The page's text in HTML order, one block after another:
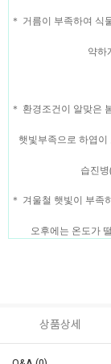
＊ 거름이 부족하여 식
약하
＊ 환경조건이 알맞은
햇빛부족으로 하엽이
습진병
＊ 겨울철 햇빛이 부족
오후에는 온도가
상품상세